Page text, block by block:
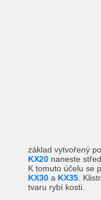
základ vytvořený
KX20 naneste
K tomuto účelu se
KX30 a KX35 .
tvaru rybí kosti.